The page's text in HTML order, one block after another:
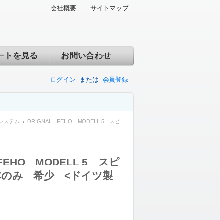
会社概要 サイトマップ
トを見る お問い合わせ
ログイン または 会員登録
ステム ORIGNAL FEHO MODELL 5 スピ
MODELL 5 スピ
み 希少 <ドイツ製